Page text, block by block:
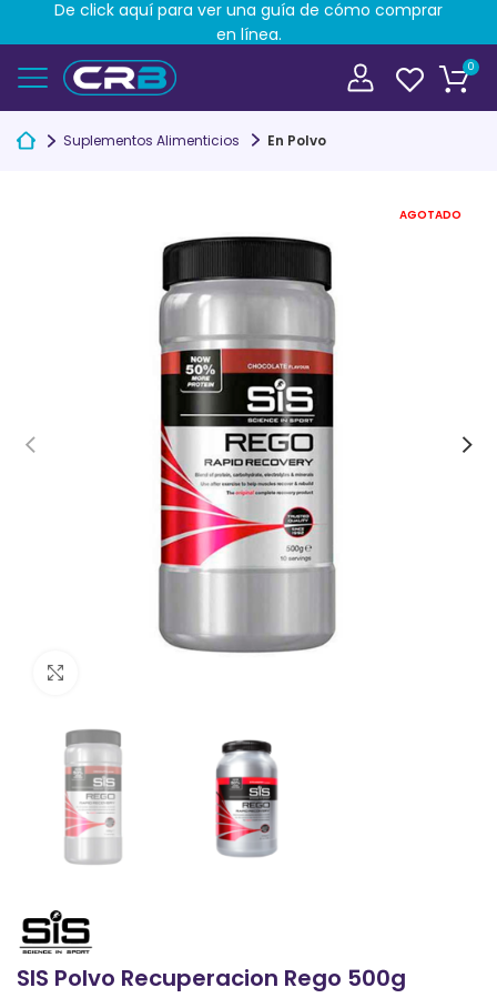
0
Suplementos Alimenticios En Polvo
AGOTADO
SIS Polvo Recuperacion Rego 500g
De click aquí para ver una guía de cómo comprar
en línea.